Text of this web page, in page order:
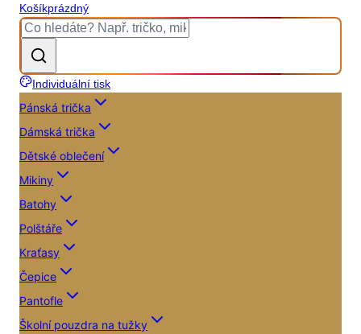
Košíkprázdný
Individuální tisk
Pánská trička
Dámská trička
Dětské oblečení
Mikiny
Batohy
Polštáře
Kraťasy
Čepice
Pantofle
Školní pouzdra na tužky